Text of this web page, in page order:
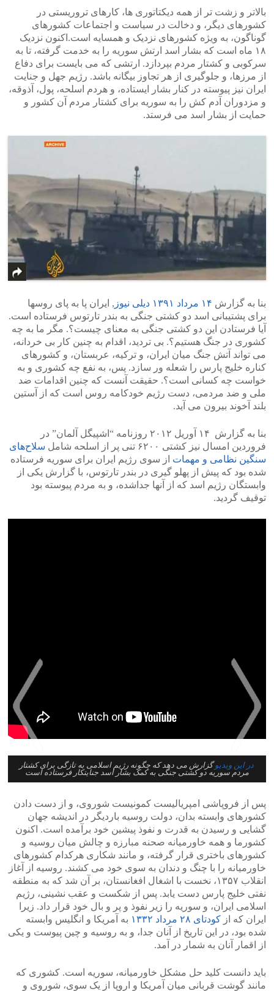
بالاتر و زشت تر از همه دیکتاتوری ها، کارهای تروریستی در
کشورهای دیگر، و دخالت در سیاست و اجتماعات کشورهای
گوناگون، به ویژه کشورهای نزدیک و همسایه است.اکنون نزدیک
۱۸ ماه است که بشار اسد ارتش سوریه را به خدمت گرفته، تا به
سرکوبی و کشتار مردم بپردازد. ارتشی که می بایست برای دفاع
از مرزها، و جلوگیری از هر تجاوز بیگانه باشد. رژیم جهل و جنایت
ایران نیز پیوسته در کنار بشار ایستاده، و هردم اسلحه، پول، آذوقه،
و مزدوران آدم کش را به سوریه برای کشتار مردم آن کشور و
حمایت از بشار اسد می فرستد.
بنا به گزارش ۱۴ مرداد ۱۳۹۱ دیلی نیوز
‪,‬ ایران پا به پای روسها
برای پشتیبانی اسد دو کشتی جنگی به بندر تارتوس فرستاده است.
آیا فرستادن این دو کشتی جنگی به معنای چیست؟. مگر ما به چه
کشوری در جنگ هستیم؟. بی تردید، اقدام به چنین کار بی خردانه،
می تواند آتش جنگ میان ایران، و ترکیه، عربستان، و کشورهای
کناره خلیج پارس را شعله ور سازد‪.‬ پس، به نفع چه کشوری و به
خواست چه کسانی است؟. حقیقت آنست که چنین اقدامات ضد
ملی و ضد مردمی، دست رژیم خودکامه روس است که از آستین
بلند آخوند بیرون می آید.
بنا به گزارش ۱۴ آوریل ۲۰۱۲ روزنامه “اشپیگل آلمان” در
فروردین امسال نیز کشتی ۶۲۰۰ تنی پر از اسلحه شامل
سلاح‌های
سنگین نظامی و مهمات از سوی رژیم ایران برای سوریه فرستاده
شده بود که پیش از پهلو گیری در بندر تارتوس، با گزارش یکی از
وابستگان رژیم اسد که از آنها جداشده، و به مردم پیوسته بود
توقیف گردید.
در این ویدیوگزارش می دهد که چگونه رژیم اسلامی به تازگی برای کشتار
مردم سوریه دو کشتی جنگی به کمک بشار اسد جنایتکار فرستاده است
پس از فروپاشی امپریالیست کمونیست شوروی، و از دست دادن
کشورهای وابسته بدان، دولت روسیه باردیگر در اندیشه جهان
گشایی و رسیدن به قدرت و نفوذ پیشین خود برآمده است. اکنون
کشورما و همه خاورمیانه صحنه مبارزه و چالش میان روسیه و
کشورهای باختری قرار گرفته، و مانند شکاری هرکدام کشورهای
خاورمیانه را با چنگ و دندان به سوی خود می کشند. روسیه از آغاز
انقلاب ۱۳۵۷، نخست با اشغال افغانستان، بر آن شد که به منطقه
نفتی خلیج پارس دست یابد. پس از شکست و عقب نشینی، رژیم
اسلامی ایران، و سوریه را زیر نفوذ و پر و بال خود قرار داد. زیرا
ایران که از کودتای ۲۸ مرداد ۱۳۳۲
به آمریکا و انگلیس وابسته
شده بود، در این تاریخ از آنان جدا، و به روسیه و چین پیوست و یکی
از اقمار آنان به شمار در آمد.
باید دانست کلید حل مشکل خاورمیانه، سوریه است. کشوری که
مانند گوشت قربانی میان آمریکا و اروپا از یک سوی، شوروی و